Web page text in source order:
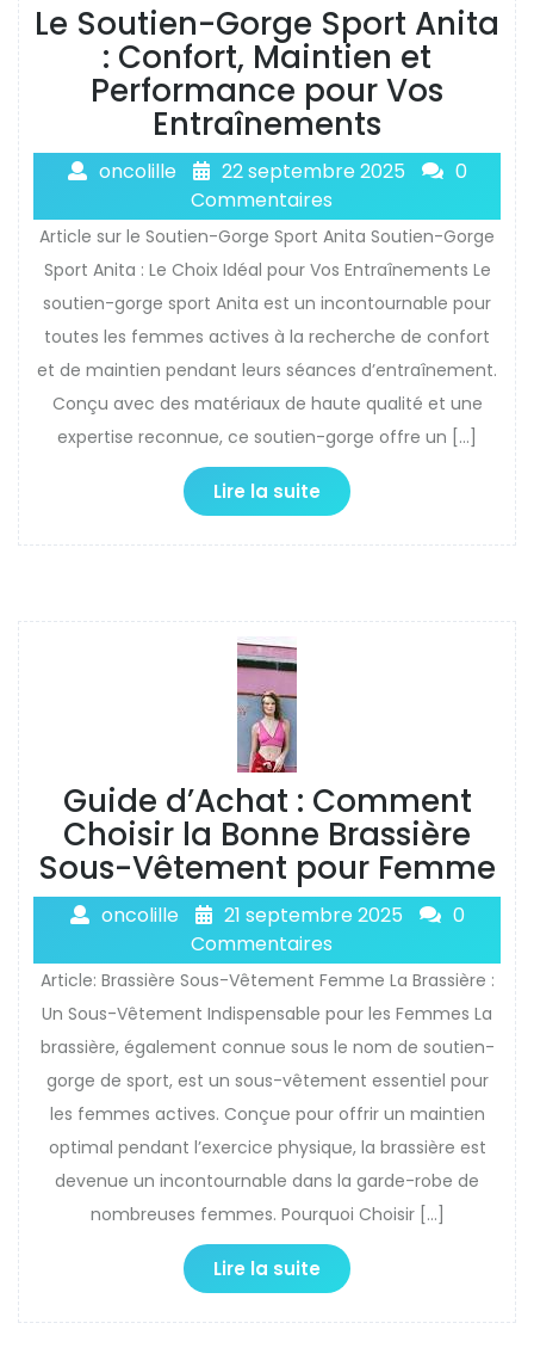
Le Soutien-Gorge Sport Anita
: Confort, Maintien et
Performance pour Vos
Entraînements
oncolille 22 septembre 2025
0
Commentaires
Article sur le Soutien-Gorge Sport Anita Soutien-Gorge
Sport Anita : Le Choix Idéal pour Vos Entraînements Le
soutien-gorge sport Anita est un incontournable pour
toutes les femmes actives à la recherche de confort
et de maintien pendant leurs séances d’entraînement.
Conçu avec des matériaux de haute qualité et une
expertise reconnue, ce soutien-gorge offre un […]
Lire la suite
Guide d’Achat : Comment
Choisir la Bonne Brassière
Sous-Vêtement pour Femme
oncolille 21 septembre 2025
0
Commentaires
Article: Brassière Sous-Vêtement Femme La Brassière :
Un Sous-Vêtement Indispensable pour les Femmes La
brassière, également connue sous le nom de soutien-
gorge de sport, est un sous-vêtement essentiel pour
les femmes actives. Conçue pour offrir un maintien
optimal pendant l’exercice physique, la brassière est
devenue un incontournable dans la garde-robe de
nombreuses femmes. Pourquoi Choisir […]
Lire la suite